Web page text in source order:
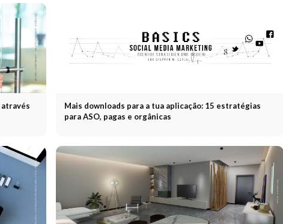
Mais downloads para a tua aplicação: 15 estratégias
para ASO, pagas e orgânicas